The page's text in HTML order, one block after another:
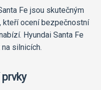
Fe jsou skutečným
kteří ocení bezpečnostní
Hyundai Santa Fe
silnicích.